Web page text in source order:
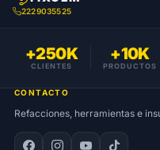
2229035525
+250K
CLIENTES
+10K
PRODUCTOS
CONTACTO
Refacciones, herramientas e